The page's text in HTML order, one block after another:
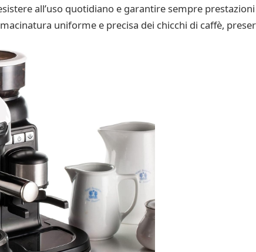
all’uso quotidiano e garantire sempre
uniforme e precisa dei chicchi di caffè,